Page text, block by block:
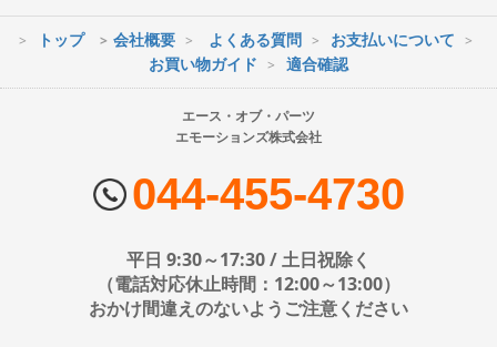
両面(ダブル） 中型(およそ26-42インチ)
両面(ダブル） 大型(およそ37-65インチ)
両面(ダブル） 超大型(およそ55インチ以上)
エアーポール 金具セット 中型(およそ26-50インチ)
エアーポール 金具セット 大型(およそ50-65インチ)
エアーポール オプションパーツ
※最短到着をご希望の場合、時間指定不可の地域があります。
※配送業者の状況により荷物に遅延が生じる場合もございますので
ヤマト運輸・佐川急便・日本郵便・西濃運輸を使用しております。
配送会社はお選びいただけません。
時間指定は下記の通りです。
トップ 会社概要 よくある質問
お支払いについて
お買い物ガイド
適合確認
エース・オブ・パーツ
エモーションズ株式会社
044-455-4730
平日 9:30～17:30 / 土日祝除く
（電話対応休止時間：12:00～13:00）
おかけ間違えのないようご注意ください